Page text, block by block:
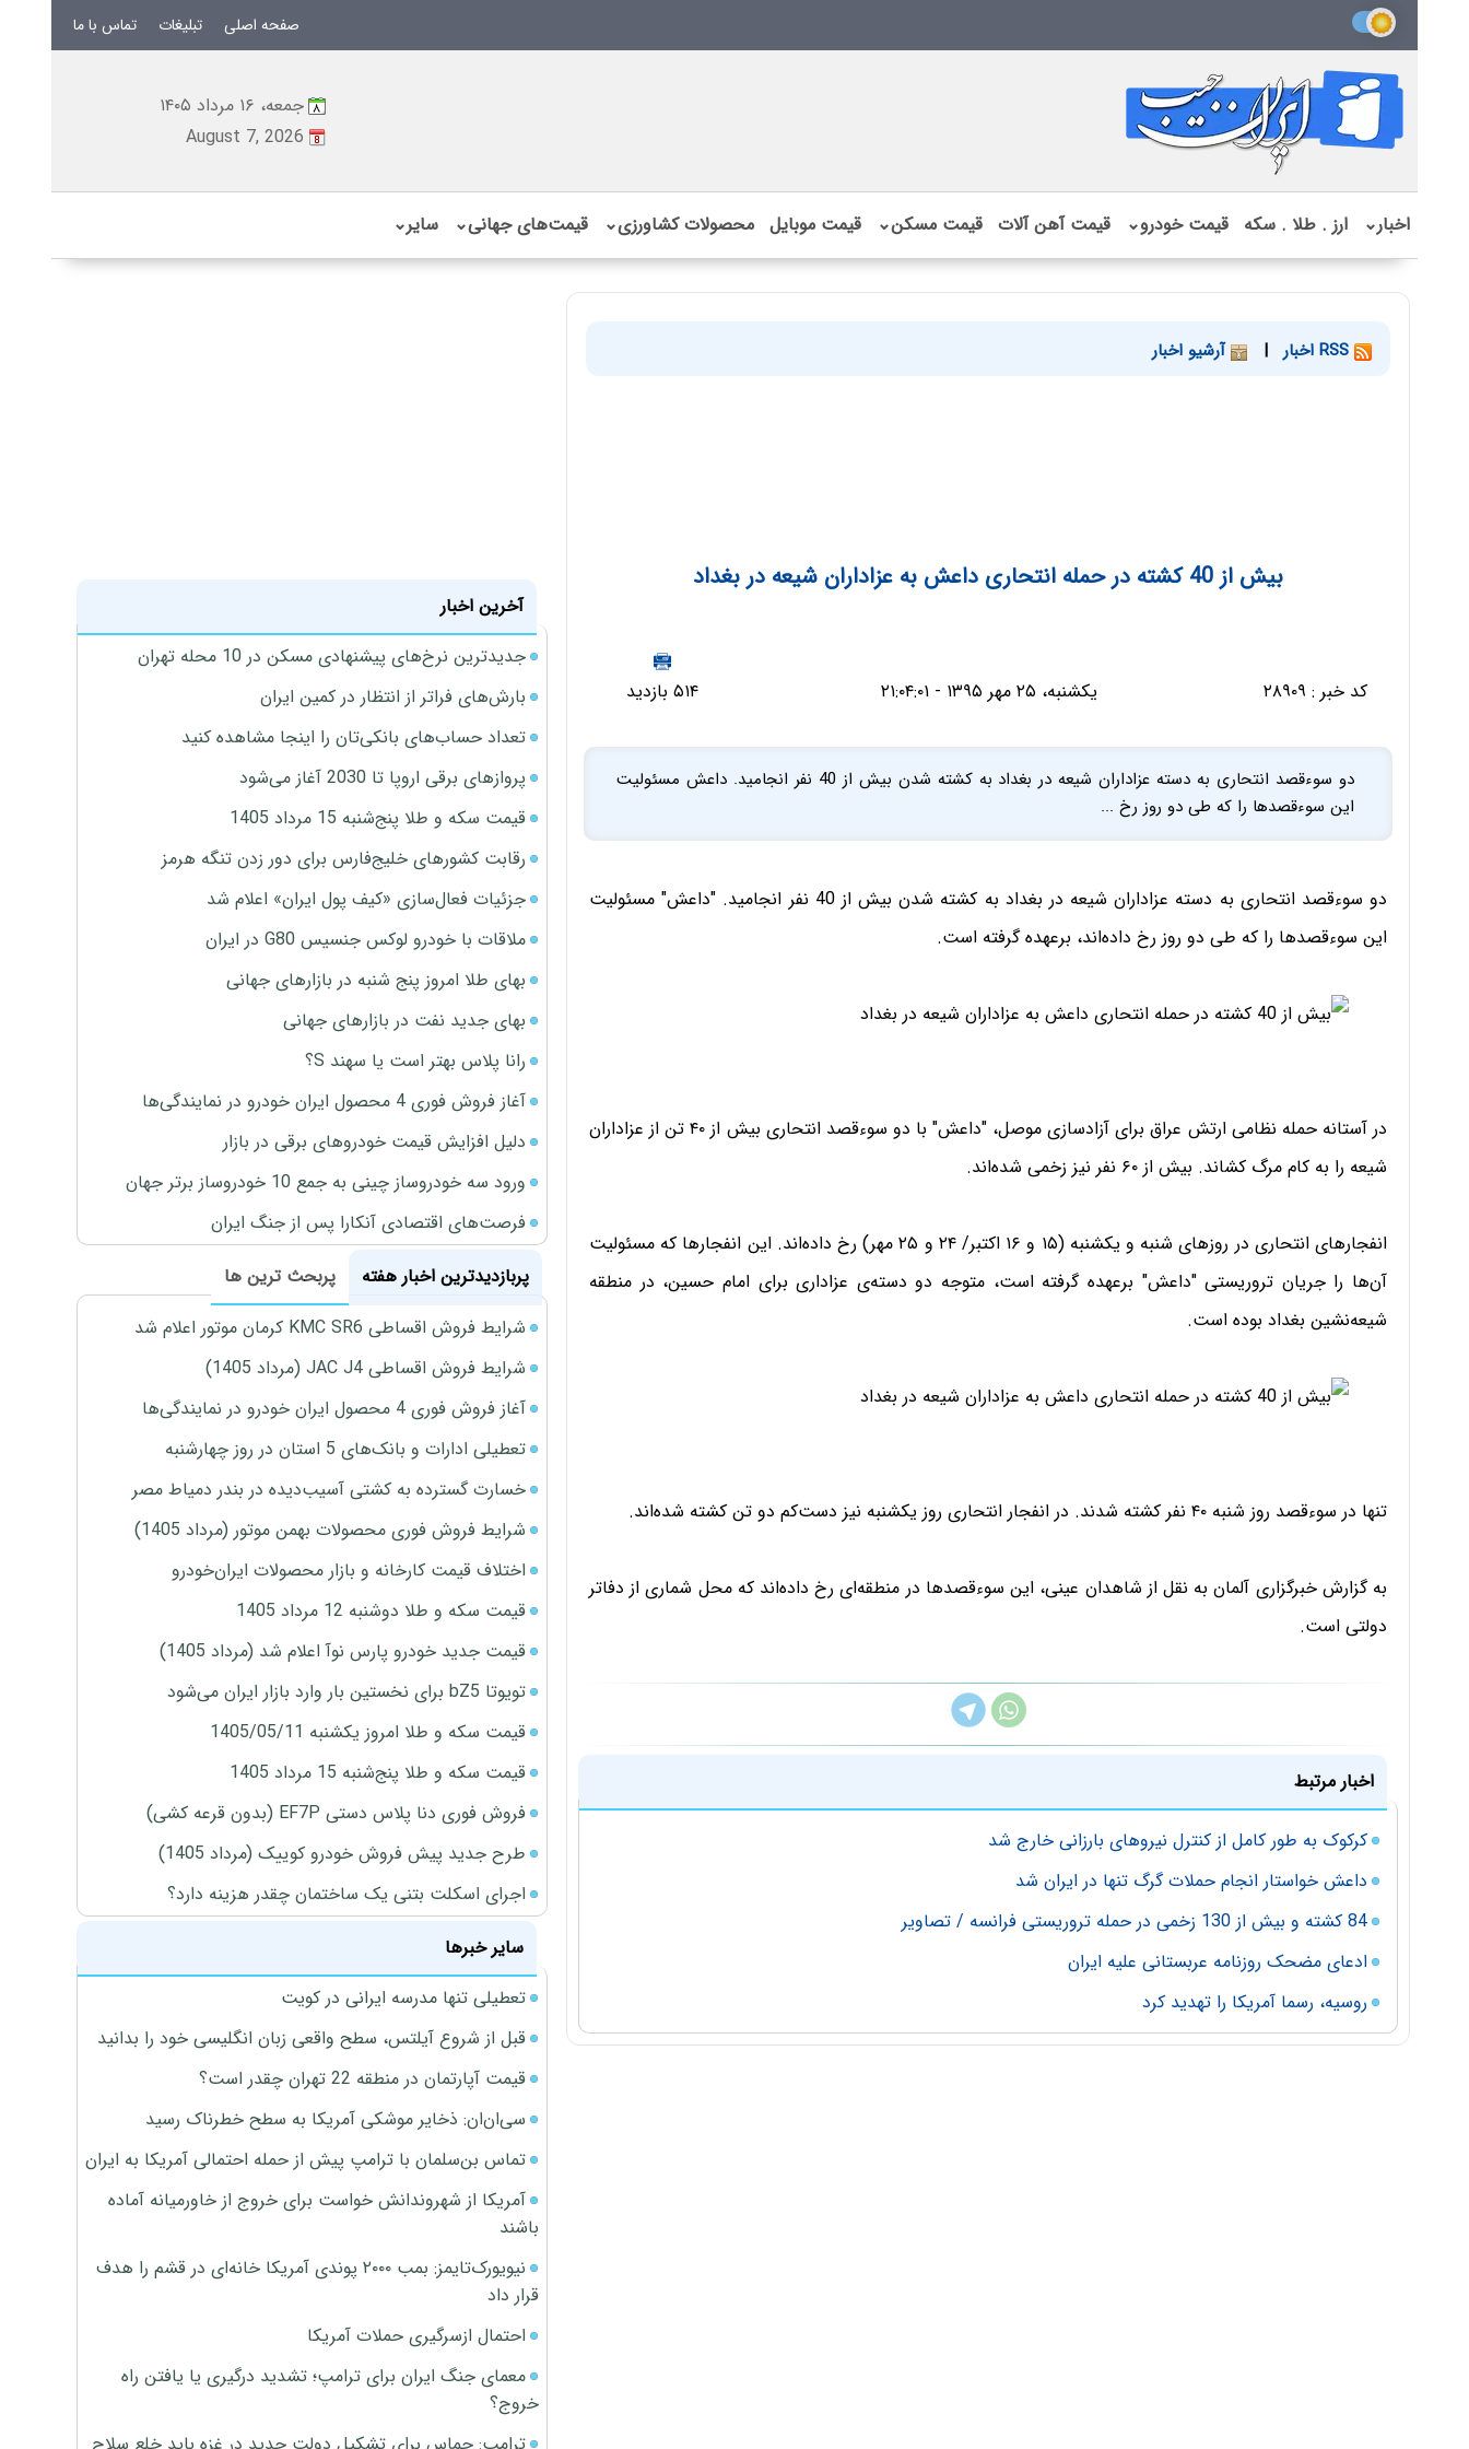
صفحه اصلی تبلیغات تماس با ما
جمعه، ۱۶ مرداد ۱۴۰۵
August 7, 2026
اخبار⌄ ارز . طلا . سکه قیمت خودرو⌄ قیمت آهن آلات قیمت مسکن⌄ قیمت موبایل محصولات کشاورزی⌄ قیمت‌های جهانی⌄ سایر⌄
| آرشیو اخبار
بیش از 40 کشته در حمله انتحاری داعش به عزاداران شیعه در بغداد
کد خبر : ۲۸۹۰۹ یکشنبه، ۲۵ مهر ۱۳۹۵ - ۲۱:۰۴:۰۱ ۵۱۴ بازدید
دو سوءقصد انتحاری به دسته عزاداران شیعه در بغداد به کشته شدن بیش از 40 نفر انجامید. داعش مسئولیت
این سوءقصدها را که طی دو روز رخ ...
دو سوءقصد انتحاری به دسته عزاداران شیعه در بغداد به کشته شدن بیش از 40 نفر انجامید. "داعش" مسئولیت
این سوءقصدها را که طی دو روز رخ داده‌اند، برعهده گرفته است.
در آستانه حمله نظامی ارتش عراق برای آزادسازی موصل، "داعش" با دو سوءقصد انتحاری بیش از ۴۰ تن از عزاداران
شیعه را به کام مرگ کشاند. بیش از ۶۰ نفر نیز زخمی شده‌اند.
انفجارهای انتحاری در روزهای شنبه و یکشنبه (۱۵ و ۱۶ اکتبر/ ۲۴ و ۲۵ مهر) رخ داده‌اند. این انفجارها که مسئولیت
آن‌ها را جریان تروریستی "داعش" برعهده گرفته است، متوجه دو دسته‌ی عزاداری برای امام حسین، در منطقه
شیعه‌نشین بغداد بوده است.
تنها در سوءقصد روز شنبه ۴۰ نفر کشته شدند. در انفجار انتحاری روز یکشنبه نیز دست‌کم دو تن کشته شده‌اند.
به گزارش خبرگزاری آلمان به نقل از شاهدان عینی، این سوءقصدها در منطقه‌ای رخ داده‌اند که محل شماری از دفاتر
دولتی است.
اخبار مرتبط
کرکوک به طور کامل از کنترل نیروهای بارزانی خارج شد
داعش خواستار انجام حملات گرگ تنها در ایران شد
84 کشته و بیش از 130 زخمی در حمله تروریستی فرانسه / تصاویر
ادعای مضحک روزنامه عربستانی علیه ایران
روسیه، رسما آمریکا را تهدید کرد
آخرین اخبار
جدیدترین نرخ‌های پیشنهادی مسکن در 10 محله تهران
بارش‌های فراتر از انتظار در کمین ایران
تعداد حساب‌های بانکی‌تان را اینجا مشاهده کنید
پروازهای برقی اروپا تا 2030 آغاز می‌شود
قیمت سکه و طلا پنج‌شنبه 15 مرداد 1405
رقابت کشورهای خلیج‌فارس برای دور زدن تنگه هرمز
جزئیات فعال‌سازی «کیف پول ایران» اعلام شد
ملاقات با خودرو لوکس جنسیس G80 در ایران
بهای طلا امروز پنج شنبه در بازارهای جهانی
بهای جدید نفت در بازارهای جهانی
رانا پلاس بهتر است یا سهند S؟
آغاز فروش فوری 4 محصول ایران خودرو در نمایندگی‌ها
دلیل افزایش قیمت خودروهای برقی در بازار
ورود سه خودروساز چینی به جمع 10 خودروساز برتر جهان
فرصت‌های اقتصادی آنکارا پس از جنگ ایران
پربازدیدترین اخبار هفته
پربحث ترین ها
شرایط فروش اقساطی KMC SR6 کرمان موتور اعلام شد
شرایط فروش اقساطی JAC J4 (مرداد 1405)
آغاز فروش فوری 4 محصول ایران خودرو در نمایندگی‌ها
تعطیلی ادارات و بانک‌های 5 استان در روز چهارشنبه
خسارت گسترده به کشتی آسیب‌دیده در بندر دمیاط مصر
شرایط فروش فوری محصولات بهمن موتور (مرداد 1405)
اختلاف قیمت کارخانه و بازار محصولات ایران‌خودرو
قیمت سکه و طلا دوشنبه 12 مرداد 1405
قیمت جدید خودرو پارس نوآ اعلام شد (مرداد 1405)
تویوتا bZ5 برای نخستین بار وارد بازار ایران می‌شود
قیمت سکه و طلا امروز یکشنبه 1405/05/11
قیمت سکه و طلا پنج‌شنبه 15 مرداد 1405
فروش فوری دنا پلاس دستی EF7P (بدون قرعه کشی)
طرح جدید پیش فروش خودرو کوییک (مرداد 1405)
اجرای اسکلت بتنی یک ساختمان چقدر هزینه دارد؟
سایر خبرها
تعطیلی تنها مدرسه ایرانی در کویت
قبل از شروع آیلتس، سطح واقعی زبان انگلیسی خود را بدانید
قیمت آپارتمان در منطقه 22 تهران چقدر است؟
سی‌ان‌ان: ذخایر موشکی آمریکا به سطح خطرناک رسید
تماس بن‌سلمان با ترامپ پیش از حمله احتمالی آمریکا به ایران
آمریکا از شهروندانش خواست برای خروج از خاورمیانه آماده
باشند
نیویورک‌تایمز: بمب ۲۰۰۰ پوندی آمریکا خانه‌ای در قشم را هدف
قرار داد
احتمال ازسرگیری حملات آمریکا
معمای جنگ ایران برای ترامپ؛ تشدید درگیری یا یافتن راه
خروج؟